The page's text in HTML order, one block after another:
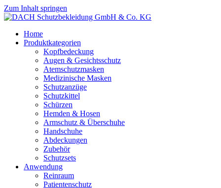
Zum Inhalt springen
Home
Produktkategorien
Kopfbedeckung
Augen & Gesichtsschutz
Atemschutzmasken
Medizinische Masken
Schutzanzüge
Schutzkittel
Schürzen
Hemden & Hosen
Armschutz & Überschuhe
Handschuhe
Abdeckungen
Zubehör
Schutzsets
Anwendung
Reinraum
Patientenschutz